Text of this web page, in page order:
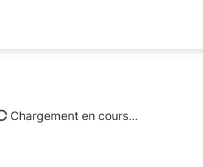
Chargement en cours...